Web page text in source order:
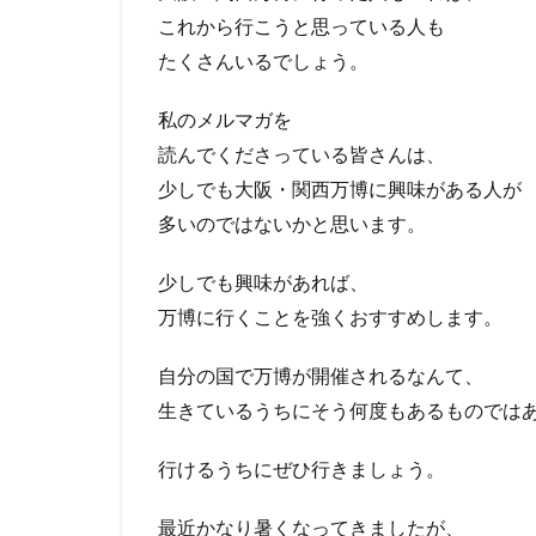
これから行こうと思っている人も
たくさんいるでしょう。
私のメルマガを
読んでくださっている皆さんは、
少しでも大阪・関西万博に興味がある人が
多いのではないかと思います。
少しでも興味があれば、
万博に行くことを強くおすすめします。
自分の国で万博が開催されるなんて、
生きているうちにそう何度もあるものでは
行けるうちにぜひ行きましょう。
最近かなり暑くなってきましたが、